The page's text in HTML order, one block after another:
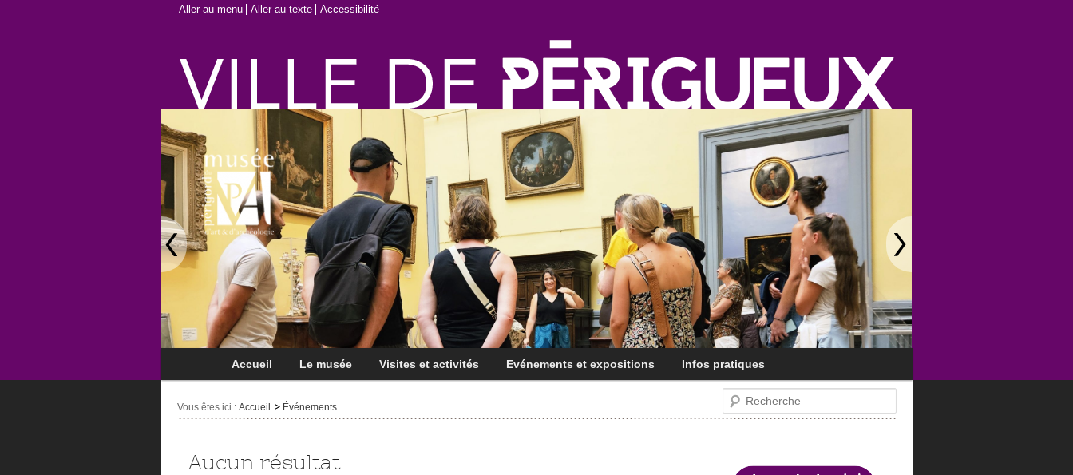
Aller au menu Aller au texte Accessibilité
Accueil Le musée Visites et activités Evénements et expositions Infos pratiques
Vous êtes ici : Accueil Événements
Recherche
Aucun résultat